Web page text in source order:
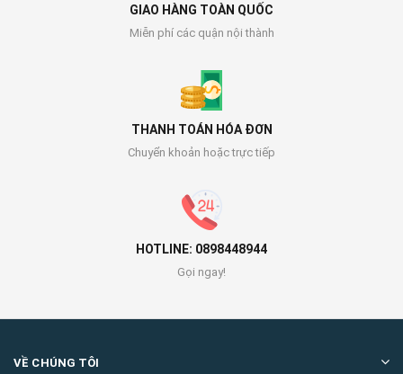
GIAO HÀNG TOÀN QUỐC
Miễn phí các quận nội thành
THANH TOÁN HÓA ĐƠN
Chuyển khoản hoặc trực tiếp
HOTLINE: 0898448944
Gọi ngay!
VỀ CHÚNG TÔI